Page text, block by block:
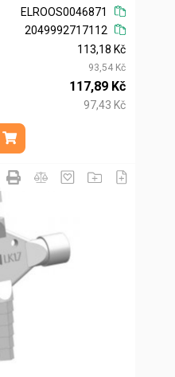
ELROOS0046871
2049992717112
113,18 Kč
93,54 Kč
117,89 Kč
97,43 Kč
ks
Přidat do košíku